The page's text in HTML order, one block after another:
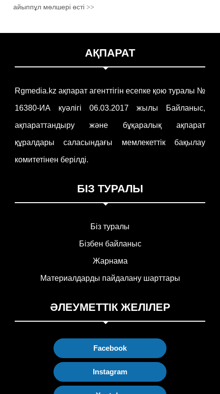
айыппұл мөлшері өсті >>
АҚПАРАТ
Rgmedia.kz ақпарат агенттігін есепке қою туралы №
16380-ИА куәлігі 06.03.2017 жылы Байланыс,
ақпараттандыру және бұқаралық ақпарат
құралдары саласындағы мемлекеттік бақылау
комитетінен берілді.
БІЗ ТУРАЛЫ
Біз туралы
Бізбен байланыс
Жарнама
Материалдарды пайдалану шарттары
ӘЛЕУМЕТТІК ЖЕЛІЛЕР
Facebook
Instagram